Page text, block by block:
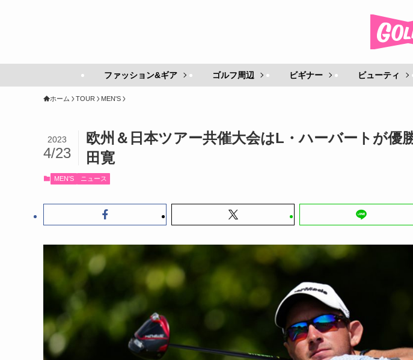
ファッション&ギア ゴルフ周辺 ビギナー ビューティ
ホーム TOUR MEN'S
欧州＆日本ツアー共催大会はL・ハーバートが優
田寛
2023
4/23
MEN'S ニュース